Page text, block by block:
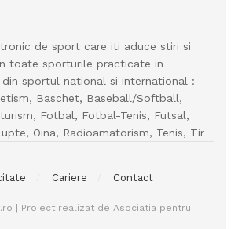
de sport care iti aduce stiri si
toate sporturile practicate in
sportul national si international :
Baschet, Baseball/Softball,
Fotbal, Fotbal-Tenis, Futsal,
Oina, Radioamatorism, Tenis, Tir
Cariere Contact
| Proiect realizat de Asociatia pentru